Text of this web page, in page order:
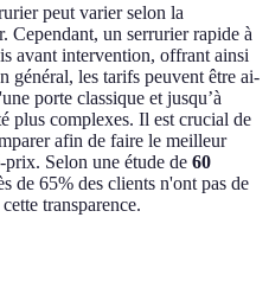
peut varier selon la
Cependant, un serrurier rapide à
avant intervention, offrant ainsi
général, les tarifs peuvent être ai-
porte classique et jusqu’à
plus complexes. Il est crucial de
afin de faire le meilleur
Selon une étude de 60
de 65% des clients n'ont pas de
transparence.